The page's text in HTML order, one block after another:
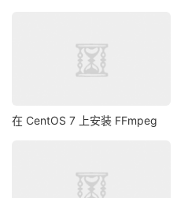
在 CentOS 7 上安装 FFmpeg